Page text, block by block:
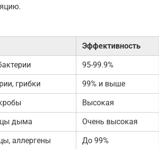
Эффективность
95-99.9%
грибки 99% и выше
Высокая
дыма Очень высокая
аллергены До 99%